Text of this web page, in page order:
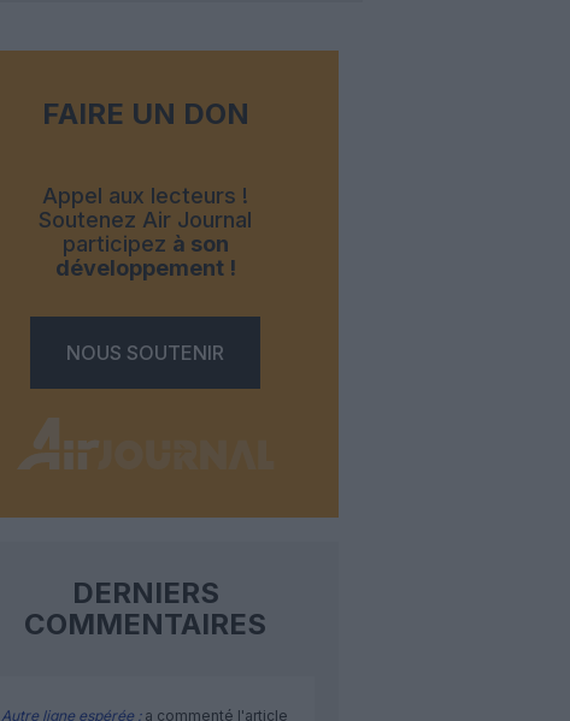
FAIRE UN DON
Appel aux lecteurs !
Soutenez Air Journal
participez à son
développement !
NOUS SOUTENIR
DERNIERS
COMMENTAIRES
Autre ligne espérée :a commenté l'article